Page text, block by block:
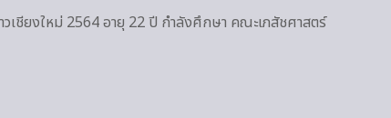
เชียงใหม่ 2564 อายุ 22 ปี กำลังศึกษา คณะเภสัชศาสตร์